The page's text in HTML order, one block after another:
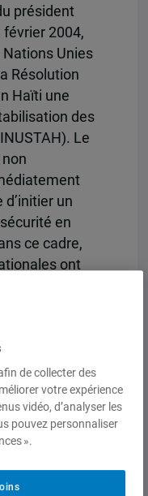
président
2004,
Nations Unies
Résolution
Haïti une
des
Le
d’initier un
en
ce cadre,
ont
la justice et
le
les projets
dans le
pour la
de collecter des
votre expérience
vidéo, d’analyser les
pouvez personnaliser
».